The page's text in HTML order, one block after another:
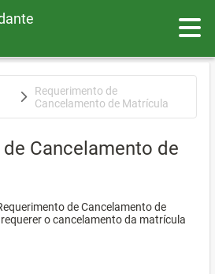
Requerimento de
Cancelamento de Matrícula
Cancelamento de
de Cancelamento de
o cancelamento da matrícula